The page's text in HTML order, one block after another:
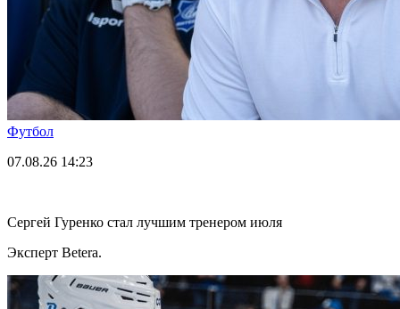
Футбол
07.08.26 14:23
Сергей Гуренко стал лучшим тренером июля
Эксперт Betera.